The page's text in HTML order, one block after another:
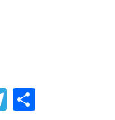
από την μικρή
προς τα πίσω,
Telegram